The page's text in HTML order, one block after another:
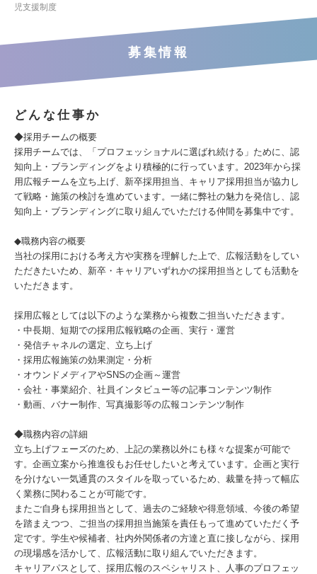
児支援制度
募集情報
どんな仕事か
◆採用チームの概要
採用チームでは、「プロフェッショナルに選ばれ続ける」ために、認
知向上・ブランディングをより積極的に行っています。2023年から採
用広報チームを立ち上げ、新卒採用担当、キャリア採用担当が協力し
て戦略・施策の検討を進めています。一緒に弊社の魅力を発信し、認
知向上・ブランディングに取り組んでいただける仲間を募集中です。
◆職務内容の概要
当社の採用における考え方や実務を理解した上で、広報活動をしてい
ただきたいため、新卒・キャリアいずれかの採用担当としても活動を
いただきます。
採用広報としては以下のような業務から複数ご担当いただきます。
・中長期、短期での採用広報戦略の企画、実行・運営
・発信チャネルの選定、立ち上げ
・採用広報施策の効果測定・分析
・オウンドメディアやSNSの企画～運営
・会社・事業紹介、社員インタビュー等の記事コンテンツ制作
・動画、バナー制作、写真撮影等の広報コンテンツ制作
◆職務内容の詳細
立ち上げフェーズのため、上記の業務以外にも様々な提案が可能で
す。企画立案から推進役もお任せしたいと考えています。企画と実行
を分けない一気通貫のスタイルを取っているため、裁量を持って幅広
く業務に関わることが可能です。
またご自身も採用担当として、過去のご経験や得意領域、今後の希望
を踏まえつつ、ご担当の採用担当施策を責任もって進めていただく予
定です。学生や候補者、社内外関係者の方達と直に接しながら、採用
の現場感を活かして、広報活動に取り組んでいただきます。
キャリアパスとして、採用広報のスペシャリスト、人事のプロフェッ